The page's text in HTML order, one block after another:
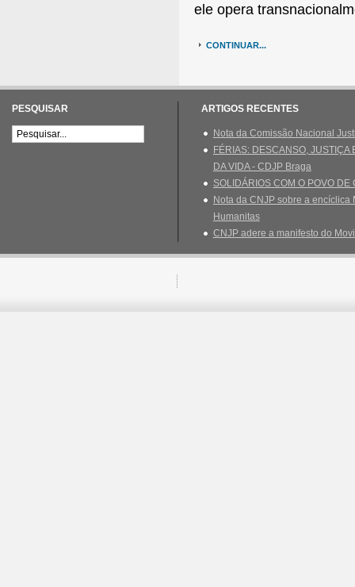
ele opera
CONTINUAR...
PESQUISAR ARTIGOS RECENTES
Nota da Comissão Nacional
FÉRIAS: DESCANSO, JUSTIÇA
DA VIDA - CDJP Braga
SOLIDÁRIOS COM O POVO DE
Nota da CNJP sobre a encíclica
Humanitas
CNJP adere a manifesto do